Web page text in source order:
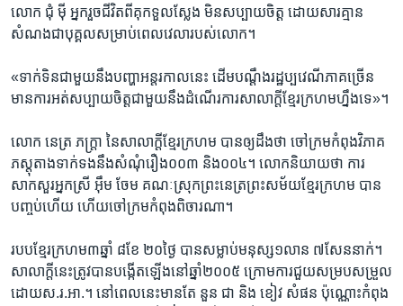
លោក ជុំ ម៉ី ​អ្នក​រួចជីវិត​ពី​គុក​ទួលស្លែង ​មិន​សប្បាយ​ចិត្ត​ ដោយ​សារ​គ្មាន​
សំណង​ជា​បុគ្គល​សម្រាប់​ពេលវេលា​របស់​លោក។​
«ទាក់ទិន​ជាមួយ​នឹង​បញ្ហា​អន្តរកាល​នេះ​ ដើម​បណ្តឹង​រដ្ឋប្បវេណី​ភាគ​ច្រើន​
មាន​ការ​អត់​សប្បាយ​ចិត្ត​ជាមួយ​នឹង​ដំណើរការ​សាលាក្តី​ខ្មែរក្រហម​ហ្នឹង​ទេ»។
លោក​ នេត្រ ភក្ត្រា ​នៃ​សាលាក្តី​ខ្មែរក្រហម​ បាន​ឲ្យ​ដឹង​ថា ​ចៅក្រម​កំពុង​វិភាគ​
ភស្តុតាង​ទាក់ទង​នឹង​សំណុំ​រឿង​០០៣​ និង​០០៤។​ លោក​និយាយ​ថា​ ការ​
សាកសួរ​អ្នកស្រី​ អ៊ឹម ចែម ​គណៈ​ស្រុក​ព្រះនេត្រ​ព្រះ​សម័យ​ខ្មែរ​ក្រហម​ បាន​
បញ្ចប់​ហើយ ​ហើយ​ចៅ​ក្រម​កំពុង​ពិចារណា។​
របប​ខ្មែរក្រហម​៣​ឆ្នាំ ​៨​ខែ​ ២០​ថ្ងៃ​ បាន​សម្លាប់​មនុស្ស​១​លាន​ ៧​សែន​នាក់។​
សាលាក្តី​នេះ​ត្រូវ​បាន​បង្កើត​ឡើង​នៅ​ឆ្នាំ​២០០៥​ ក្រោម​ការ​ជួយ​សម្រប​សម្រួល​
ដោយ​ស.រ.អា.។ ​នៅ​ពេល​នេះ​មាន​តែ ​នួន ជា​ និង​ ខៀវ​ សំផន​ ប៉ុណ្ណោះ​កំពុង​